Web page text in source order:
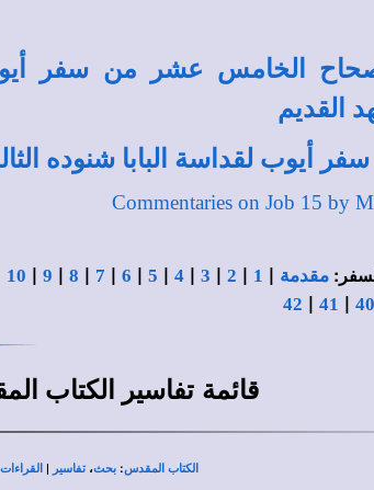
الخامس عشر من سفر
القديم
أيوب لقداسة البابا شنوده
Commentaries on Job 15 by
مقدمة |
1
|
2
|
3
|
4
|
5
|
6
|
7
|
8
|
9
|
10
40
|
41
|
42
قائمة تفاسير الكتاب
الكتاب المقدس:بحث،تفاسير |